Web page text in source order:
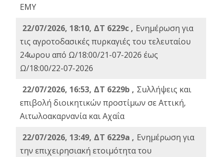
ΕΜΥ
22/07/2026, 18:10, ΔΤ 6229c , Ενημέρωση για
τις αγροτοδασικές πυρκαγιές του τελευταίου
24ωρου από Ω/18:00/21-07-2026 έως
Ω/18:00/22-07-2026
22/07/2026, 16:53, ΔΤ 6229b , Σuλλήψεις και
επιβολή διοικητικών προστίμων σε Αττική,
Αιτωλοακαρνανία και Αχαΐα
22/07/2026, 13:49, ΔΤ 6229a , Ενημέρωση για
την επιχειρησιακή ετοιμότητα του